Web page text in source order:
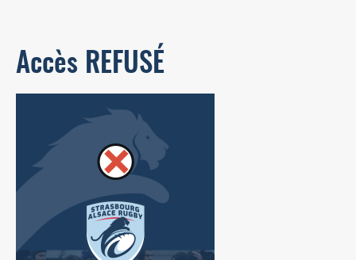
Accès REFUSÉ